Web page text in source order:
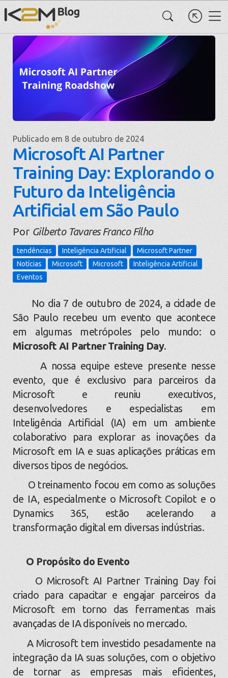
Publicado em 8 de outubro de 2024
Microsoft AI Partner
Training Day: Explorando o
Futuro da Inteligência
Artificial em São Paulo
Por Gilberto Tavares Franco Filho
tendências Inteligência Artificial
Microsoft Partner
Notícias
Microsoft Microsoft
Inteligência Artificial
Eventos
No dia 7 de outubro de 2024, a cidade de
São Paulo recebeu um evento que acontece
em algumas metrópoles pelo mundo: o
Microsoft AI Partner Training Day.
A nossa equipe esteve presente nesse
evento, que é exclusivo para parceiros da
Microsoft e reuniu executivos,
desenvolvedores e especialistas em
Inteligência Artificial (IA) em um ambiente
colaborativo para explorar as inovações da
Microsoft em IA e suas aplicações práticas em
diversos tipos de negócios.
O treinamento focou em como as soluções
de IA, especialmente o Microsoft Copilot e o
Dynamics 365, estão acelerando a
transformação digital em diversas indústrias.
O Propósito do Evento
O Microsoft AI Partner Training Day foi
criado para capacitar e engajar parceiros da
Microsoft em torno das ferramentas mais
avançadas de IA disponíveis no mercado.
A Microsoft tem investido pesadamente na
integração da IA suas soluções, com o objetivo
de tornar as empresas mais eficientes,